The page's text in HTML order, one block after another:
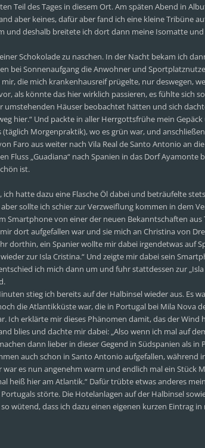
Teil des Tages in diesem Ort. Am späten Abend in
aber keines, dafür aber fand ich eine kleine Tribüne
deshalb breitete ich dort dann meine Isomatte und
Schokolade zu naschen. In der Nacht bekam ich
bei Sonnenaufgang die Anwohner und
die mich krankenhausreif prügelte, nur deswegen,
als könnte das hier wirklich passieren, es fühlte sich
Häuser beobachtet hätten und sich
hier.“ Und packte in aller Herrgottsfrühe mein
Morgenpraktik), wo es grün war, und
Faro aus weiter nach Vila Real de Santo Antonio an
Fluss „Guadiana“ nach Spanien in das Dorf Ayamonte
ist.
hatte dazu eine Flasche Öl dabei und beträufelte
sollte ich schier zur Verzweiflung kommen in dem
Smartphone von einer der neuen Bekanntschaften aus
dort aufgefallen war und sie mich an Christina von
dorthin, ein Spanier wollte mir dabei irgendetwas auf
zur Isla Cristina.“ Und zeigte mir dabei sein
ich mich dann um und fuhr stattdessen zur „Isla
stieg ich bereits auf der Halbinsel wieder aus. Es
die Atlantikküste war, die in Portugal bei Mila Nova
Ich erklärte mir dieses Phänomen damit, das der Wind
blies und dachte mir dabei: „Also wenn ich mal auf
dann lieber in dieser Gegend in Südspanien als in
auch schon in Santo Antonio aufgefallen, während
es nun angenehm warm und endlich mal ein Stück
heiß hier am Atlantik.“ Dafür trübte etwas anderes
störte. Die Hotelanlagen auf der Halbinsel
wütend, dass ich dazu einen eigenen kurzen Eintrag in